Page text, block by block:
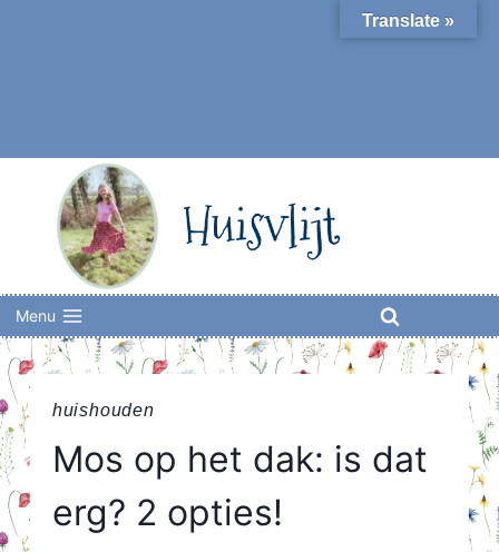
Huisvlijt
Menu
huishouden
Mos op het dak: is dat
erg? 2 opties!
Translate »